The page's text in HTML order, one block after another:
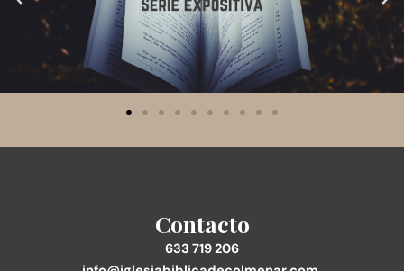
Contacto
633 719 206